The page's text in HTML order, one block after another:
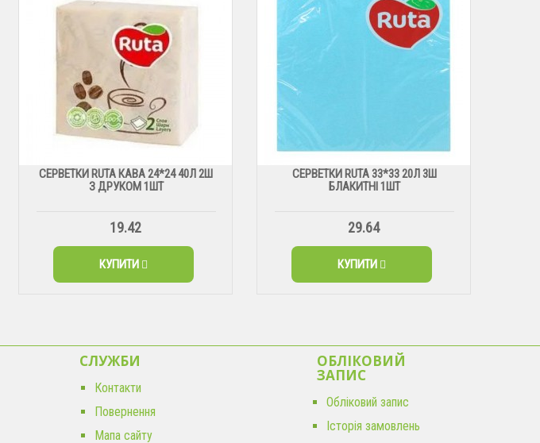
СЕРВЕТКИ RUTA КАВА 24*24 40Л 2Ш
З ДРУКОМ 1ШТ
19.42
КУПИТИ
СЕРВЕТКИ RUTA 33*33 20Л 3Ш
БЛАКИТНІ 1ШТ
29.64
КУПИТИ
CЛУЖБИ
Контакти
Повернення
Мапа сайту
ОБЛІКОВИЙ
ЗАПИС
Обліковий запис
Історія замовлень